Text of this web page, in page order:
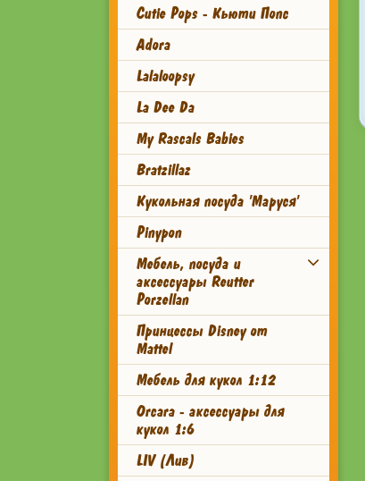
Cutie Pops - Кьюти Попс
Adora
Lalaloopsy
La Dee Da
My Rascals Babies
Bratzillaz
Кукольная посуда 'Маруся'
Pinypon
Мебель, посуда и
аксессуары Reutter
Porzellan
Принцессы Disney от
Mattel
Мебель для кукол 1:12
Orcara - аксессуары для
кукол 1:6
LIV (Лив)